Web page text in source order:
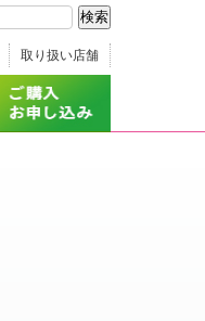
取り扱い店舗